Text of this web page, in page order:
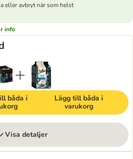
eller avbryt när som helst
info
båda i
Lägg till båda i
varukorg
Visa detaljer